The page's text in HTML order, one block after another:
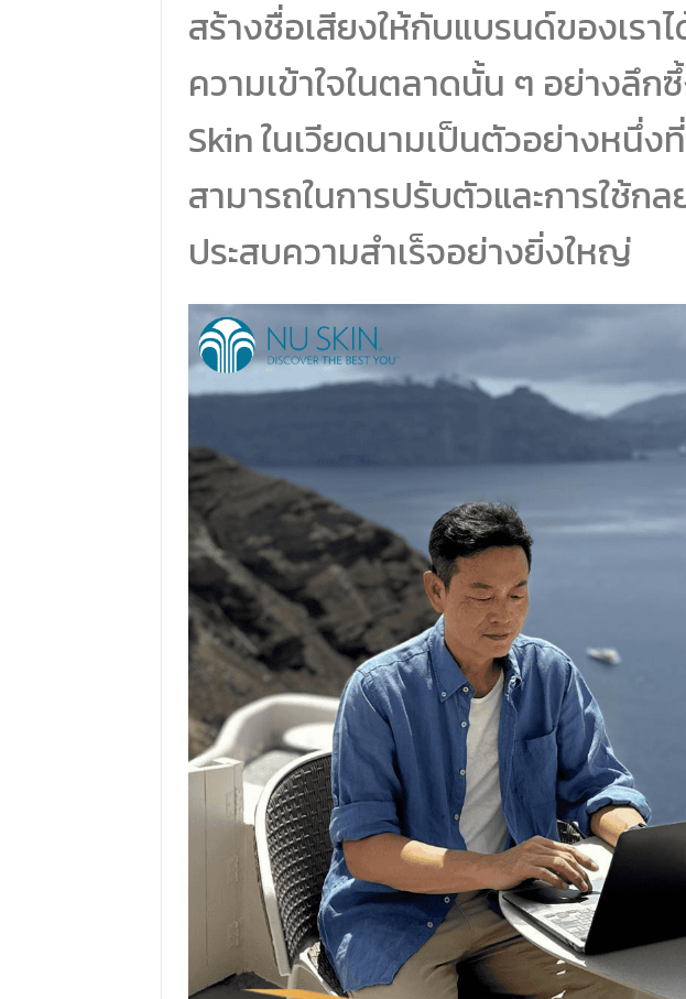
สร้างชื่อเสียงให้กับแบรนด์ของเรา
ความเข้าใจในตลาดนั้น ๆ อย่างลึก
Skin ในเวียดนามเป็นตัวอย่างหนึ่ง
สามารถในการปรับตัวและการใช้ก
ประสบความสำเร็จอย่างยิ่งใหญ่